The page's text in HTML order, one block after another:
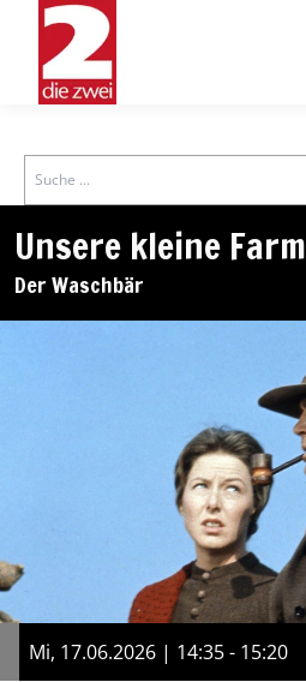
Search
Unsere kleine Farm
Der Waschbär
Mi, 17.06.2026 | 14:35 - 15:20